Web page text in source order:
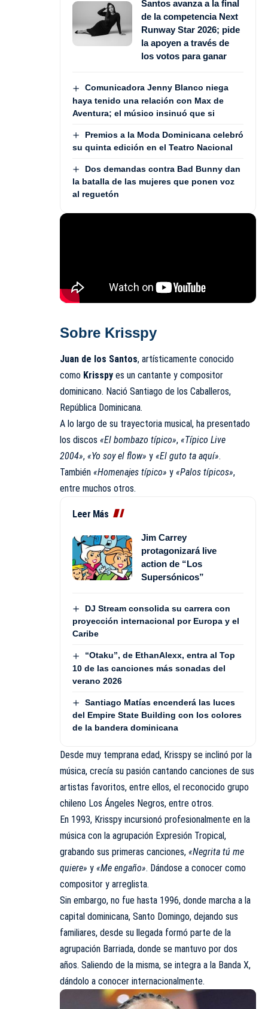
Santos avanza a la final
de la competencia Next
Runway Star 2026; pide
la apoyen a través de
los votos para ganar
Comunicadora Jenny Blanco niega
haya tenido una relación con Max de
Aventura; el músico insinuó que si
Premios a la Moda Dominicana celebró
su quinta edición en el Teatro Nacional
Dos demandas contra Bad Bunny dan
la batalla de las mujeres que ponen voz
al reguetón
Sobre Krisspy
Juan de los Santos, artísticamente conocido
como Krisspy es un cantante y compositor
dominicano. Nació Santiago de los Caballeros,
República Dominicana.
A lo largo de su trayectoria musical, ha presentado
los discos «El bombazo típico», «Típico Live
2004», «Yo soy el flow» y «El guto ta aquí».
También «Homenajes típico» y «Palos típicos»,
entre muchos otros.
Leer Más
Jim Carrey
protagonizará live
action de “Los
Supersónicos”
DJ Stream consolida su carrera con
proyección internacional por Europa y el
Caribe
“Otaku”, de EthanAlexx, entra al Top
10 de las canciones más sonadas del
verano 2026
Santiago Matías encenderá las luces
del Empire State Building con los colores
de la bandera dominicana
Desde muy temprana edad, Krisspy se inclinó por la
música, crecía su pasión cantando canciones de sus
artistas favoritos, entre ellos, el reconocido grupo
chileno Los Ángeles Negros, entre otros.
En 1993, Krisspy incursionó profesionalmente en la
música con la agrupación Expresión Tropical,
grabando sus primeras canciones, «Negrita tú me
quiere» y «Me engaño». Dándose a conocer como
compositor y arreglista.
Sin embargo, no fue hasta 1996, donde marcha a la
capital dominicana, Santo Domingo, dejando sus
familiares, desde su llegada formó parte de la
agrupación Barriada, donde se mantuvo por dos
años. Saliendo de la misma, se integra a la Banda X,
dándolo a conocer internacionalmente.